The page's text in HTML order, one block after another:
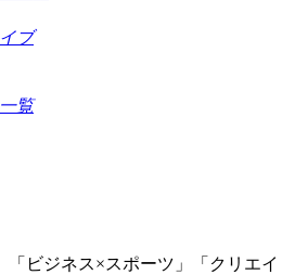
ブ
覧
「ビジネス×スポーツ」「クリエイ